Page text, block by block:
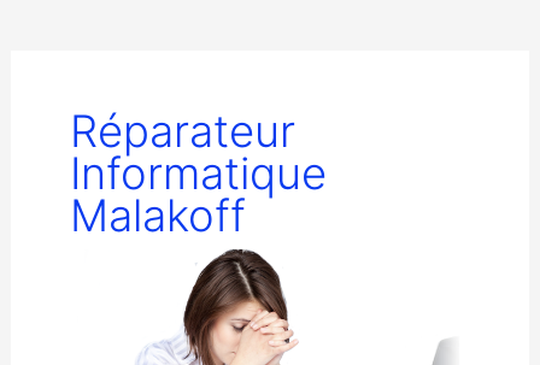
Réparateur
Informatique
Malakoff